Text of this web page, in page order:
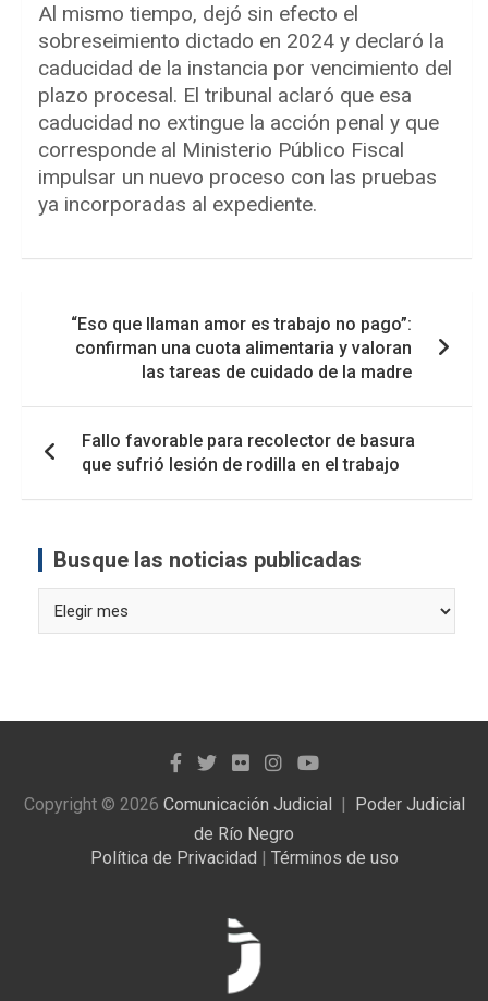
Al mismo tiempo, dejó sin efecto el
sobreseimiento dictado en 2024 y declaró la
caducidad de la instancia por vencimiento del
plazo procesal. El tribunal aclaró que esa
caducidad no extingue la acción penal y que
corresponde al Ministerio Público Fiscal
impulsar un nuevo proceso con las pruebas
ya incorporadas al expediente.
entradas
“Eso que llaman amor es trabajo no pago”:
confirman una cuota alimentaria y valoran
las tareas de cuidado de la madre
Fallo favorable para recolector de basura
que sufrió lesión de rodilla en el trabajo
Busque las noticias publicadas
las
Copyright © 2026 Comunicación Judicial
Poder Judicial
de Río Negro
Política de Privacidad
Términos de uso